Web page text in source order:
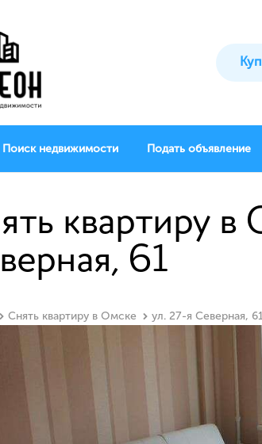
Поиск недвижимости Подать объявление
квартиру в
61
Снять квартиру в Омске ул. 27-я Северная,